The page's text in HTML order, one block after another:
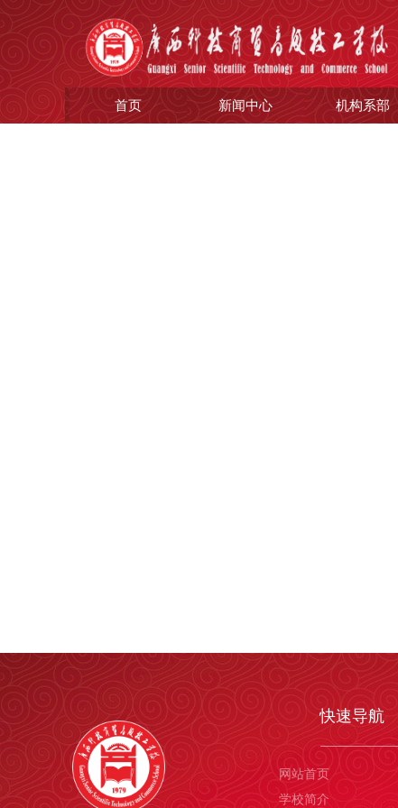
快速导航
网站首页
学校简介
首页 新闻中心 机构系部